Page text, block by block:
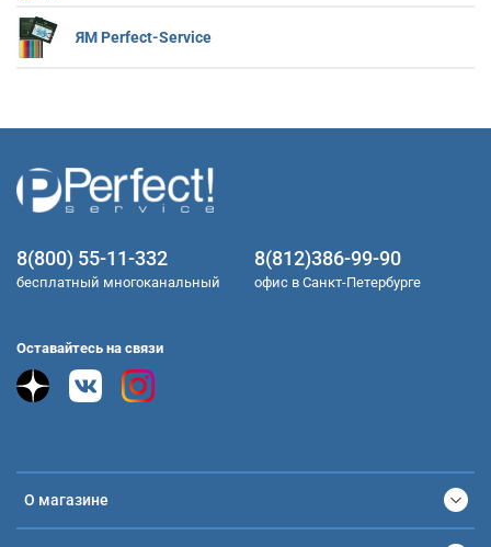
ЯМ Perfect-Service
О магазине
8(800) 55-11-332
бесплатный многоканальный
8(812)386-99-90
офис в Санкт-Петербурге
Оставайтесь на связи